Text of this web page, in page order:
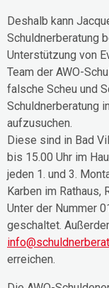
Deshalb kann
Schuldnerberatung
Unterstützung von
Team der AWO-
falsche Scheu und
Schuldnerberatung
aufzusuchen.
Diese sind in Bad
bis 15.00 Uhr im
jeden 1. und 3.
Karben im Rathaus,
Unter der Nummer
geschaltet.
erreichen.